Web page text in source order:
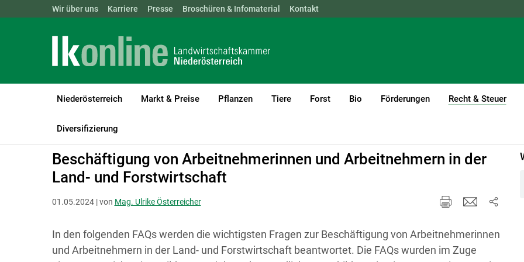
Landwirtschaftskammern: ÖSTERREICH BGLD KTN NÖ OÖ SBG
Wir über uns Karriere Presse Broschüren & Infomaterial Kontakt
Niederösterreich Markt & Preise Pflanzen Tiere Forst Bio Förderungen Recht & Steuer
Diversifizierung
LK Niederösterreich
Beschäftigung von Arbeitnehmerinnen und Arbeitnehmern in der
Land- und Forstwirtschaft
01.05.2024 | von Mag. Ulrike Österreicher
In den folgenden FAQs werden die wichtigsten Fragen zur Beschäftigung von Arbeitnehmerinnen
und Arbeitnehmern in der Land- und Forstwirtschaft beantwortet. Die FAQs wurden im Zuge